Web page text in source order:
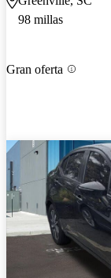
98 millas
Gran oferta